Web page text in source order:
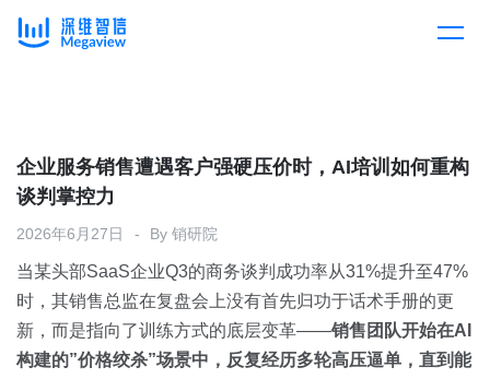
产品总览
产品集成
下载客户端
解决方案
按行业
消费医疗
客户案例
开放平台
定价
企业服务销售遭遇客户强硬压价时，AI培训如何重构
谈判掌控力
2026年6月27日 By 销研院
当某头部SaaS企业Q3的商务谈判成功率从31%提升至47%
时，其销售总监在复盘会上没有首先归功于话术手册的更
新，而是指向了训练方式的底层变革——销售团队开始在AI
构建的”价格绞杀”场景中，反复经历多轮高压逼单，直到能